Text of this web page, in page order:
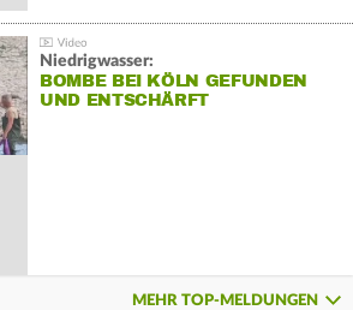
Niedrigwasser:
BOMBE BEI KÖLN GEFUNDEN
UND ENTSCHÄRFT
MEHR TOP-MELDUNGEN